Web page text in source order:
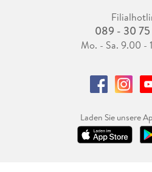
089 - 30 75
Mo. - Sa. 9.00 -
Laden Sie unsere